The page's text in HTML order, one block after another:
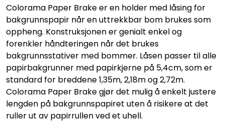
Colorama Paper Brake er en holder med låsing for
bakgrunnspapir når en uttrekkbar bom brukes som
oppheng. Konstruksjonen er genialt enkel og
forenkler håndteringen når det brukes
bakgrunnsstativer med bommer. Låsen passer til alle
papirbakgrunner med papirkjerne på 5,4cm, som er
standard for breddene 1,35m, 2,18m og 2,72m.
Colorama Paper Brake gjør det mulig å enkelt justere
lengden på bakgrunnspapiret uten å risikere at det
ruller ut av papirrullen ved et uhell.